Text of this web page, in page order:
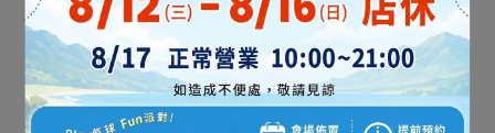
NT$8,888
加入購物車